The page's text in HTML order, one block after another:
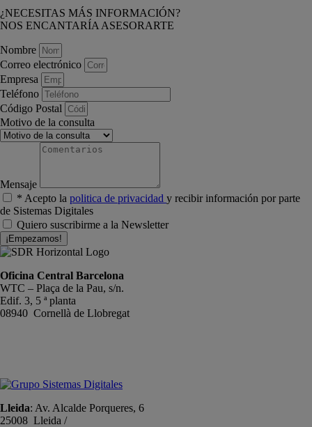
¿NECESITAS MÁS INFORMACIÓN?
NOS ENCANTARÍA ASESORARTE
Nombre
Correo electrónico
Empresa
Teléfono
Código Postal
Motivo de la consulta
Mensaje
* Acepto la politica de privacidad y recibir información por parte
de Sistemas Digitales
Quiero suscribirme a la Newsletter
¡Empezamos!
Oficina Central Barcelona
WTC – Plaça de la Pau, s/n.
Edif. 3, 5 ª planta
08940 Cornellà de Llobregat
Lleida: Av. Alcalde Porqueres, 6
25008 Lleida /